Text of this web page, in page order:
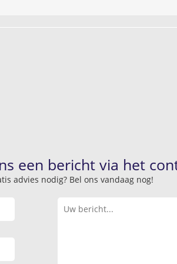
een bericht via het
advies nodig? Bel ons vandaag nog!